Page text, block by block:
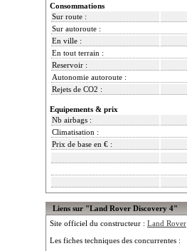
Consommations
Sur route :
Sur autoroute :
En ville :
En tout terrain :
Reservoir :
Autonomie autoroute :
Rejets de CO2 :
Equipements & prix
Nb airbags :
Climatisation :
Prix de base en € :
Liens sur "Land Rover Discovery 4"
Site officiel du constructeur : Land Rover
Les fiches techniques des concurrentes :